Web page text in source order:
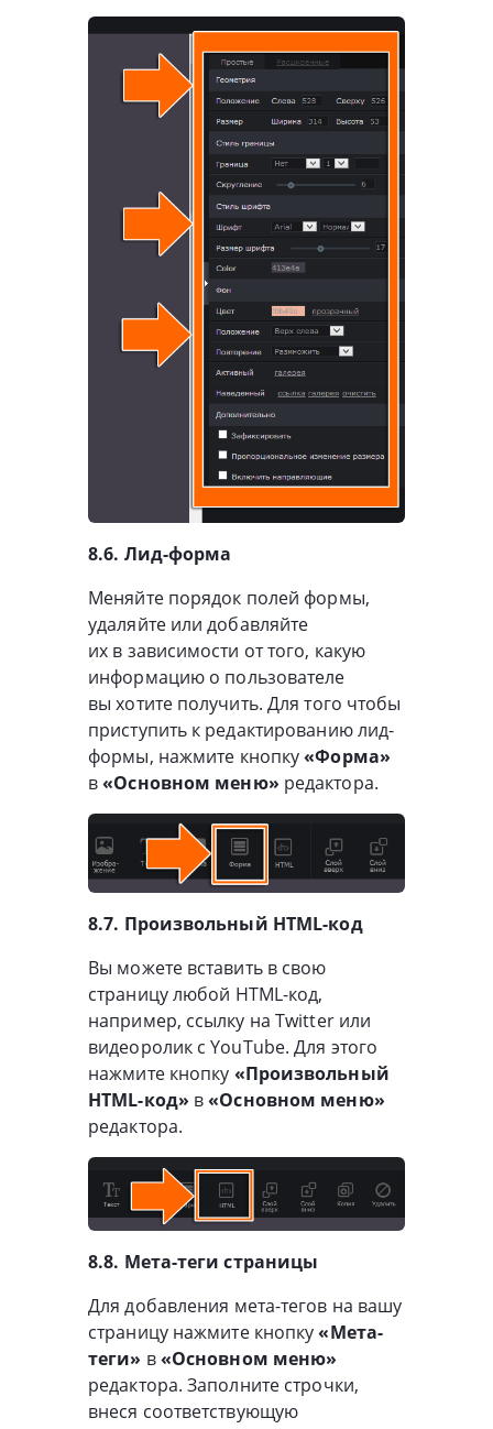
8.6. Лид-форма
Меняйте порядок полей формы,
удаляйте или добавляйте
их в зависимости от того, какую
информацию о пользователе
вы хотите получить. Для того чтобы
приступить к редактированию лид-
формы, нажмите кнопку«Форма»
в«Основном меню» редактора.
8.7. Произвольный HTML-код
Вы можете вставить в свою
страницу любой HTML-код,
например, ссылку на Twitter или
видеоролик с YouTube. Для этого
нажмите кнопку «Произвольный
HTML-код» в«Основном меню»
редактора.
8.8. Мета-теги страницы
Для добавления мета-тегов на вашу
страницу нажмите кнопку«Мета-
теги» в«Основном меню»
редактора. Заполните строчки,
внеся соответствующую